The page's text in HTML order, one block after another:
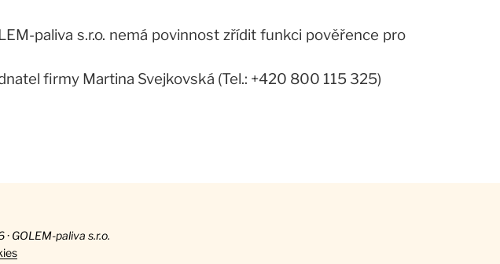
paliva s.r.o. nemá povinnost zřídit funkci pověřence pro
firmy Martina Svejkovská (Tel.: +420 800 115 325)
GOLEM-paliva s.r.o.